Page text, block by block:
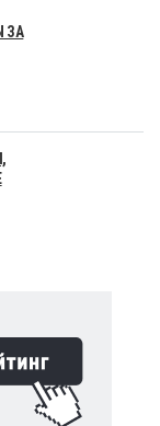
ЗА